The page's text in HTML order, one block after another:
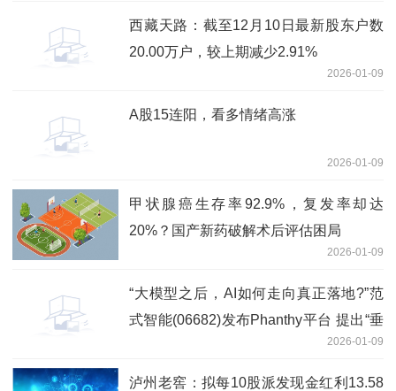
西藏天路：截至12月10日最新股东户数
20.00万户，较上期减少2.91%
2026-01-09
A股15连阳，看多情绪高涨
2026-01-09
甲状腺癌生存率92.9%，复发率却达
20%？国产新药破解术后评估困局
2026-01-09
“大模型之后，AI如何走向真正落地?”范
式智能(06682)发布Phanthy平台 提出“垂
2026-01-09
泸州老窖：拟每10股派发现金红利13.58